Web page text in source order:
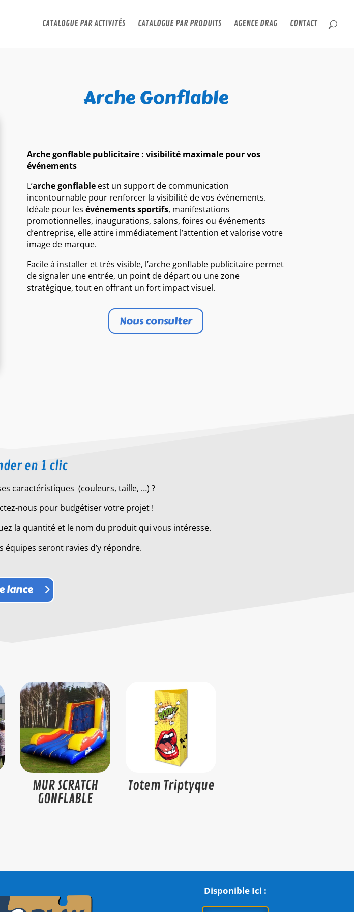
CATALOGUE PAR ACTIVITÉS CATALOGUE PAR PRODUITS AGENCE DRAG CONTACT
Arche Gonflable
Arche gonflable publicitaire : visibilité maximale pour vos
événements
L’arche gonflable est un support de communication
incontournable pour renforcer la visibilité de vos événements.
Idéale pour lesévénements sportifs, manifestations
promotionnelles, inaugurations, salons, foires ou événements
d’entreprise, elle attire immédiatement l’attention et valorise votre
image de marque.
Facile à installer et très visible, l’arche gonflable publicitaire permet
de signaler une entrée, un point de départ ou une zone
stratégique, tout en offrant un fort impact visuel.
Nous consulter
en 1 clic
caractéristiques (couleurs, taille, …) ?
nous pour budgétiser votre projet !
la quantité et le nom du produit qui vous intéresse.
équipes seront ravies d’y répondre.
lance
MUR SCRATCH
GONFLABLE
Totem Triptyque
Disponible Ici :